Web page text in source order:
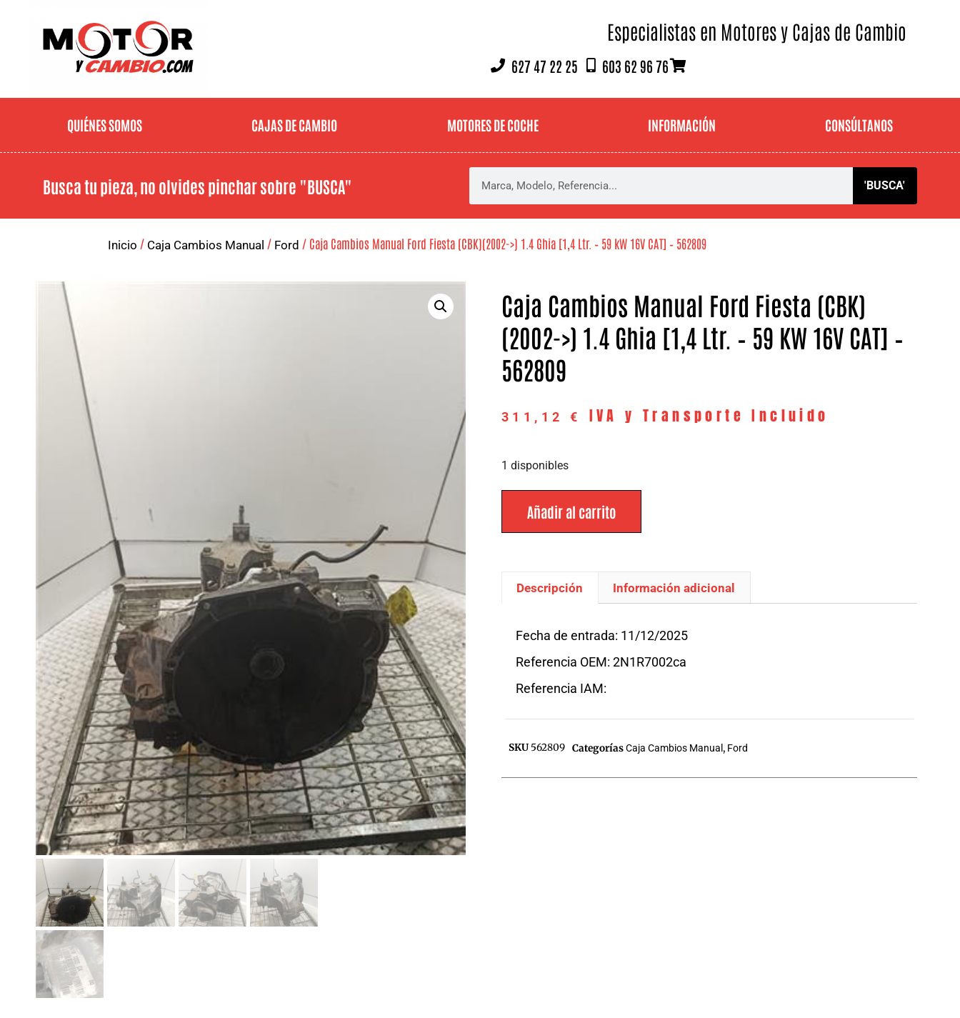
Especialistas en Motores y Cajas de Cambio
627 47 22 25 603 62 96 76
QUIÉNES SOMOS CAJAS DE CAMBIO MOTORES DE COCHE INFORMACIÓN CONSÚLTANOS
Busca tu pieza, no olvides pinchar sobre "BUSCA" 'BUSCA'
Inicio / Caja Cambios Manual / Ford / Caja Cambios Manual Ford Fiesta (CBK)(2002->) 1.4 Ghia [1,4 Ltr. – 59 kW 16V CAT] – 562809
Caja Cambios Manual Ford Fiesta (CBK)
(2002->) 1.4 Ghia [1,4 Ltr. – 59 KW 16V CAT] –
562809
311,12 € IVA y Transporte Incluido
1 disponibles
Añadir al carrito
Descripción Información adicional
Fecha de entrada: 11/12/2025
Referencia OEM: 2N1R7002ca
Referencia IAM:
SKU 562809 CategoríasCaja Cambios Manual , Ford